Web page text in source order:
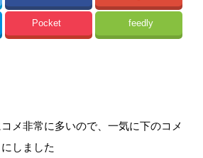
Pocket feedly
メ非常に多いので、一気に下のコメ
しました